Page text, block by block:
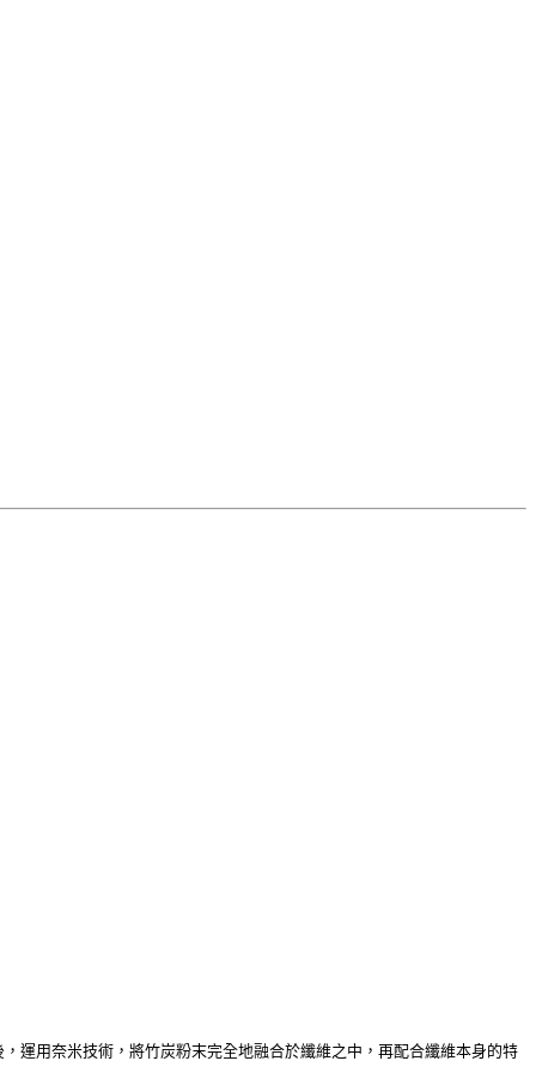
運用奈米技術，將竹炭粉末完全地融合於纖維之中，再配合纖維本身的特